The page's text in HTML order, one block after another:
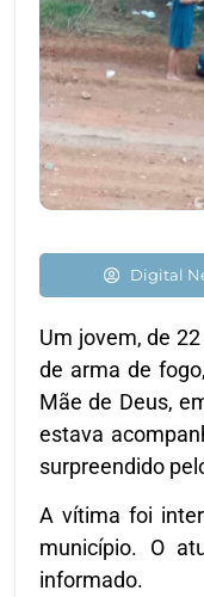
Digital
Um jovem, de
de arma de
Mãe de Deus,
estava
surpreendido
A vítima foi
município. O
informado.